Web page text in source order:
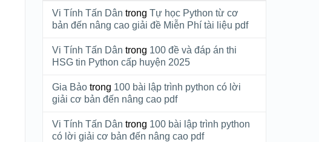
Vi Tính Tấn Dân trongTự học Python từ cơ
bản đến nâng cao giải đề Miễn Phí tài liệu pdf
Vi Tính Tấn Dân trong 100 đề và đáp án thi
HSG tin Python cấp huyện 2025
Gia Bảo trong 100 bài lập trình python có lời
giải cơ bản đến nâng cao pdf
Vi Tính Tấn Dân trong 100 bài lập trình python
có lời giải cơ bản đến nâng cao pdf